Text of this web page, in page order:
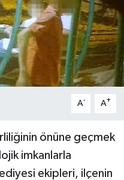
A- A+
önüne geçmek
imkanlarla
ekipleri, ilçenin